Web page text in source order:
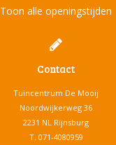
Toon alle openingstijden
Contact
Tuincentrum De Mooij
Noordwijkerweg 36
2231 NL Rijnsburg
T. 071-4080959